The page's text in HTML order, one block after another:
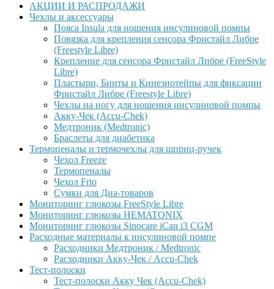
АКЦИИ И РАСПРОДАЖИ
Чехлы и аксессуары
Пояса Insula для ношения инсулиновой помпы
Повязка для крепления сенсора Фристайл Либре
(Freestyle Libre)
Крепление для сенсора Фристайл Либре (FreeStyle
Libre)
Пластыри, Бинты и Кинезиотейпы для фиксации
Фристайл Либре (Freestyle Libre)
Чехлы на ногу для ношения инсулиновой помпы
Акку-Чек (Accu-Chek)
Медтроник (Medtronic)
Браслеты для диабетика
Термопеналы и термочехлы для шприц-ручек
Чехол Freeze
Термопеналы
Чехол Frio
Сумки для Диа-товаров
Мониторинг глюкозы FreeStyle Libre
Мониторинг глюкозы HEMATONIX
Мониторинг глюкозы Sinocare iCan i3 CGM
Расходные материалы к инсулиновой помпе
Расходники Медтроник / Medtronic
Расходники Акку-Чек / Accu-Chek
Тест-полоски
Тест-полоски Акку Чек (Accu-Chek)